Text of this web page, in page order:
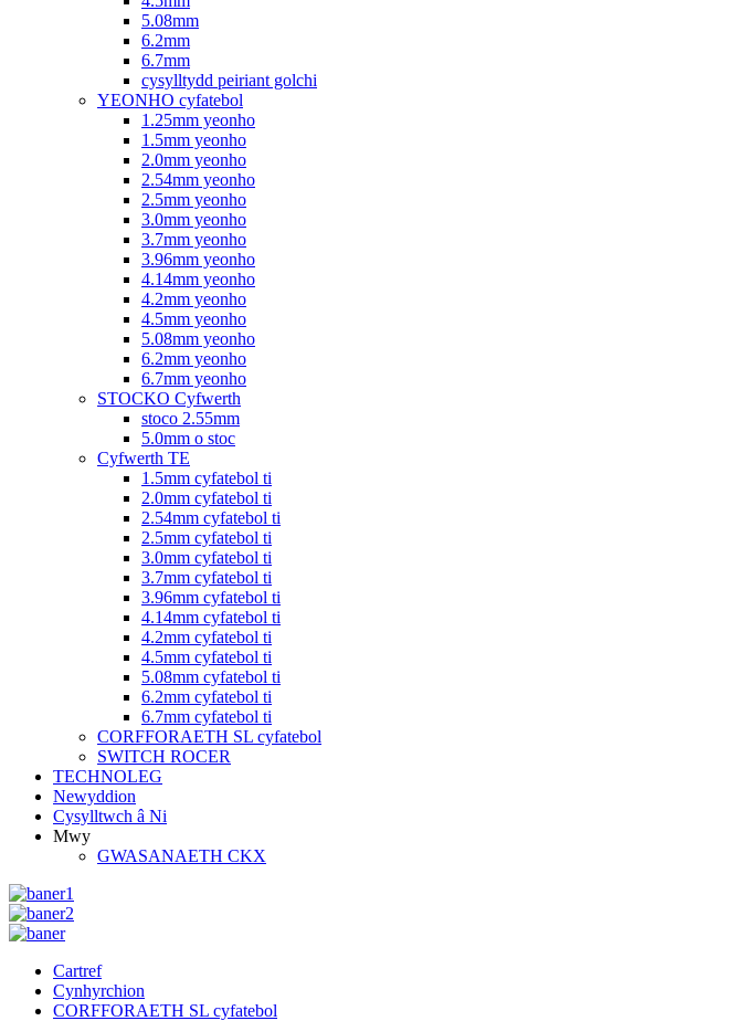
5.08mm
6.2mm
6.7mm
cysylltydd peiriant golchi
YEONHO cyfatebol
1.25mm yeonho
1.5mm yeonho
2.0mm yeonho
2.54mm yeonho
2.5mm yeonho
3.0mm yeonho
3.7mm yeonho
3.96mm yeonho
4.14mm yeonho
4.2mm yeonho
4.5mm yeonho
5.08mm yeonho
6.2mm yeonho
6.7mm yeonho
STOCKO Cyfwerth
stoco 2.55mm
5.0mm o stoc
Cyfwerth TE
1.5mm cyfatebol ti
2.0mm cyfatebol ti
2.54mm cyfatebol ti
2.5mm cyfatebol ti
3.0mm cyfatebol ti
3.7mm cyfatebol ti
3.96mm cyfatebol ti
4.14mm cyfatebol ti
4.2mm cyfatebol ti
4.5mm cyfatebol ti
5.08mm cyfatebol ti
6.2mm cyfatebol ti
6.7mm cyfatebol ti
CORFFORAETH SL cyfatebol
SWITCH ROCER
TECHNOLEG
Newyddion
Cysylltwch â Ni
Mwy
GWASANAETH CKX
Cartref
Cynhyrchion
CORFFORAETH SL cyfatebol